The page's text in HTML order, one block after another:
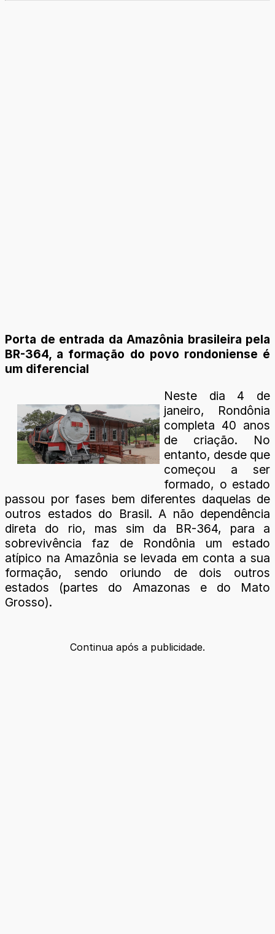
Porta de entrada da Amazônia brasileira pela
BR-364, a formação do povo rondoniense é
um diferencial
Neste dia 4 de
janeiro, Rondônia
completa 40 anos
de criação. No
entanto, desde que
começou a ser
formado, o estado
passou por fases bem diferentes daquelas de
outros estados do Brasil. A não dependência
direta do rio, mas sim da BR-364, para a
sobrevivência faz de Rondônia um estado
atípico na Amazônia se levada em conta a sua
formação, sendo oriundo de dois outros
estados (partes do Amazonas e do Mato
Grosso).
Continua após a publicidade.